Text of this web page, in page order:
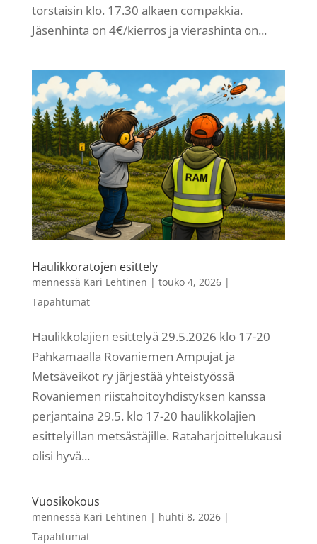
torstaisin klo. 17.30 alkaen compakkia.
Jäsenhinta on 4€/kierros ja vierashinta on...
Haulikkoratojen esittely
mennessä Kari Lehtinen | touko 4, 2026|
Tapahtumat
Haulikkolajien esittelyä 29.5.2026 klo 17-20
Pahkamaalla Rovaniemen Ampujat ja
Metsäveikot ry järjestää yhteistyössä
Rovaniemen riistahoitoyhdistyksen kanssa
perjantaina 29.5. klo 17-20 haulikkolajien
esittelyillan metsästäjille. Rataharjoittelukausi
olisi hyvä...
Vuosikokous
mennessä Kari Lehtinen | huhti 8, 2026|
Tapahtumat